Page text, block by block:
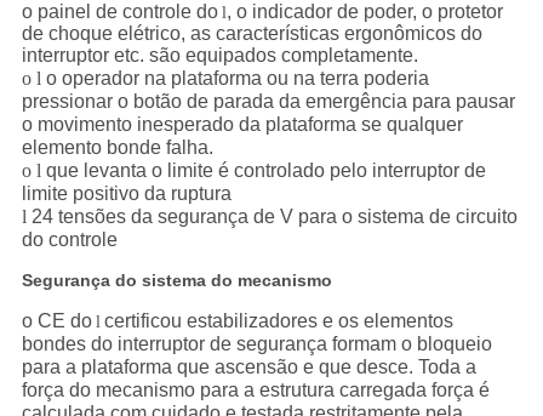
o painel de controle do l, o indicador de poder, o protetor
de choque elétrico, as características ergonômicos do
interruptor etc. são equipados completamente.
o l o operador na plataforma ou na terra poderia
pressionar o botão de parada da emergência para pausar
o movimento inesperado da plataforma se qualquer
elemento bonde falha.
o l que levanta o limite é controlado pelo interruptor de
limite positivo da ruptura
l 24 tensões da segurança de V para o sistema de circuito
do controle
Segurança do sistema do mecanismo
o CE do l certificou estabilizadores e os elementos
bondes do interruptor de segurança formam o bloqueio
para a plataforma que ascensão e que desce. Toda a
força do mecanismo para a estrutura carregada força é